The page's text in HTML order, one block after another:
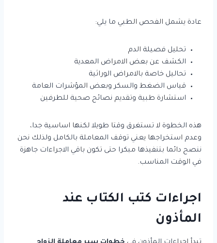
عادة يشمل الفحص الطبي ما يلي:
تحليل فصيلة الدم
الكشف عن بعض الامراض المعدية
تحاليل خاصة بالامراض الوراثية
قياس الضغط والسكر وبعض المؤشرات العامة
استشارة طبية وتقديم نصائح صحية للطرفين
هذه الخطوة لا تستغرق وقتا طويلا لكنها اساسية جدا،
وعدم استخراجها يعني توقف المعاملة بالكامل ولذلك نحن
ننصح دائما بتنفيذها مبكرا حتى تكون باقي الاجراءات جاهزة
في الوقت المناسب.
اجراءات كتب الكتاب عند
المأذون